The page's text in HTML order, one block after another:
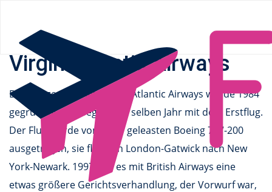
Virgin Atlantic Airways
Die Fluggesellschaft Virgin Atlantic Airways würde 1984
gegründet und begann im selben Jahr mit dem Erstflug.
Der Flug wurde von einer geleasten Boeing 747-200
ausgetragen, sie flog von London-Gatwick nach New
York-Newark. 1997 gab es mit British Airways eine
etwas größere Gerichtsverhandlung, der Vorwurf war,